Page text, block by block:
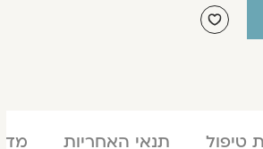
טיפול תנאי האחריות